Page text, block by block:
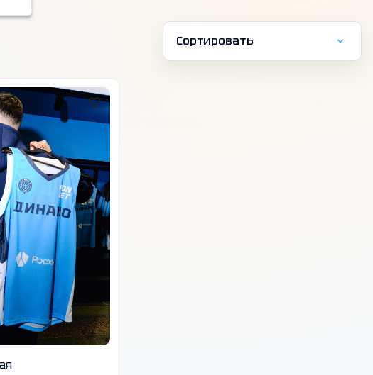
Сортировать